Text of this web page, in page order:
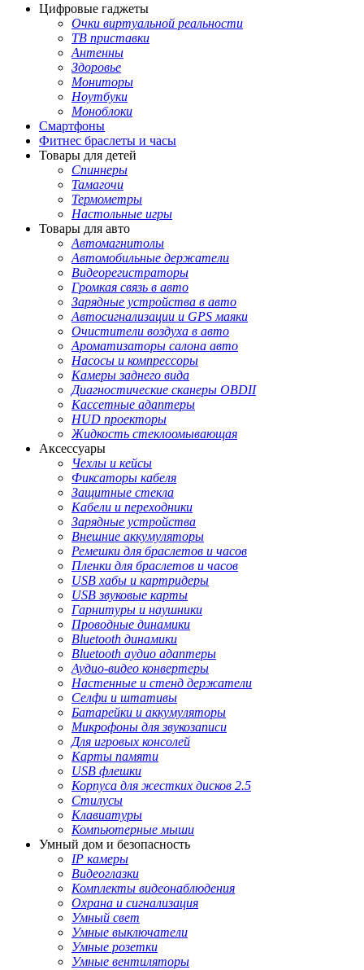
Цифровые гаджеты
Очки виртуальной реальности
ТВ приставки
Антенны
Здоровье
Мониторы
Ноутбуки
Моноблоки
Смартфоны
Фитнес браслеты и часы
Товары для детей
Спиннеры
Тамагочи
Термометры
Настольные игры
Товары для авто
Автомагнитолы
Автомобильные держатели
Видеорегистраторы
Громкая связь в авто
Зарядные устройства в авто
Автосигнализации и GPS маяки
Очистители воздуха в авто
Ароматизаторы салона авто
Насосы и компрессоры
Камеры заднего вида
Диагностические сканеры OBDII
Кассетные адаптеры
HUD проекторы
Жидкость стеклоомывающая
Аксессуары
Чехлы и кейсы
Фиксаторы кабеля
Защитные стекла
Кабели и переходники
Зарядные устройства
Внешние аккумуляторы
Ремешки для браслетов и часов
Пленки для браслетов и часов
USB хабы и картридеры
USB звуковые карты
Гарнитуры и наушники
Проводные динамики
Bluetooth динамики
Bluetooth аудио адаптеры
Аудио-видео конвертеры
Настенные и стенд держатели
Селфи и штативы
Батарейки и аккумуляторы
Микрофоны для звукозаписи
Для игровых консолей
Карты памяти
USB флешки
Корпуса для жестких дисков 2.5
Стилусы
Клавиатуры
Компьютерные мыши
Умный дом и безопасность
IP камеры
Видеоглазки
Комплекты видеонаблюдения
Охрана и сигнализация
Умный свет
Умные выключатели
Умные розетки
Умные вентиляторы